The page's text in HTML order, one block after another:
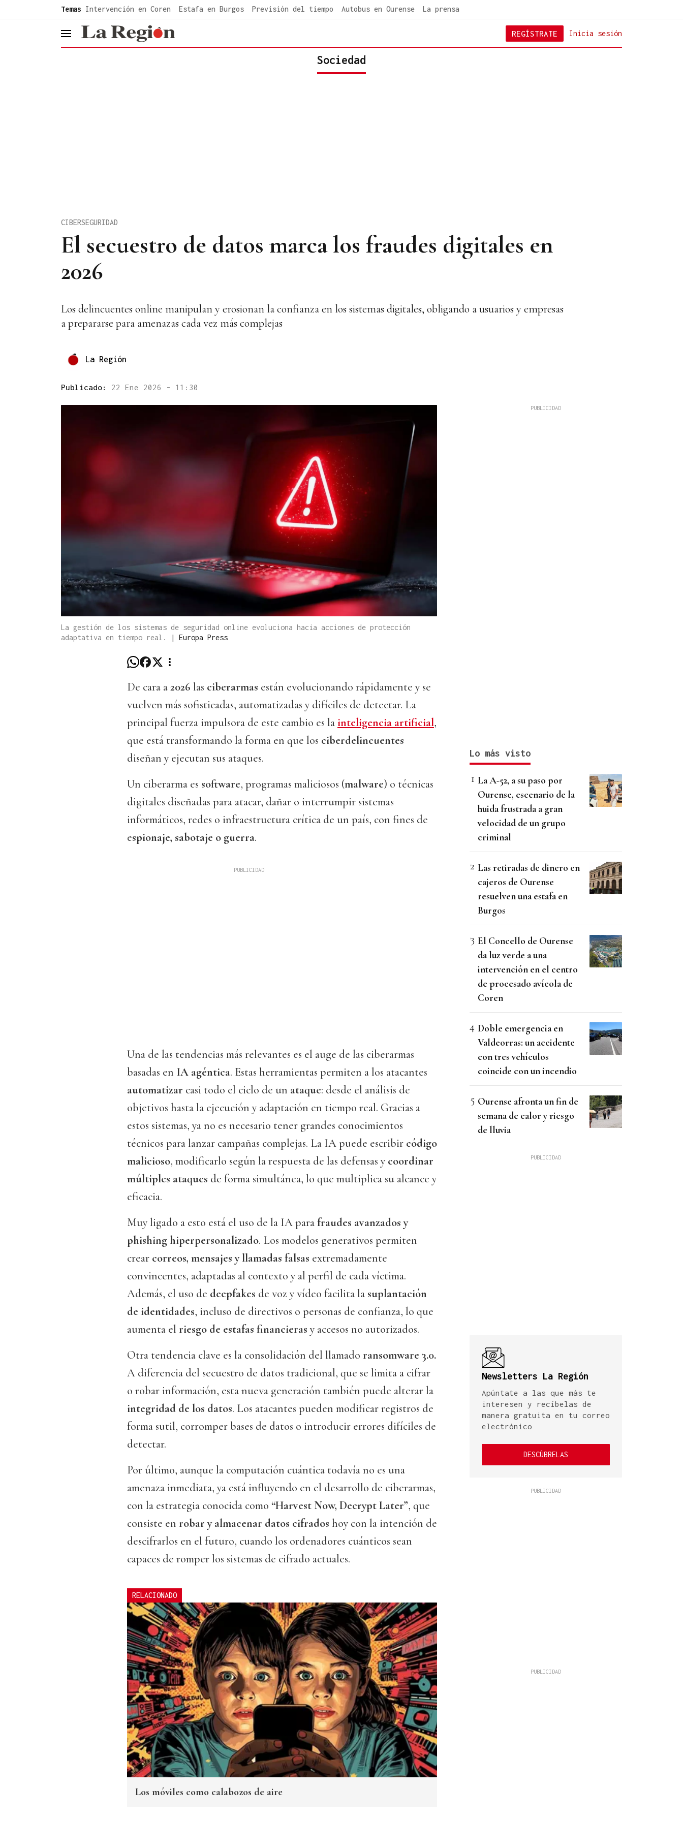
Temas Intervención en Coren Estafa en Burgos Previsión del tiempo Autobus en Ourense La prensa
header.menu.open Inicia sesión
REGÍSTRATE
Sociedad
El secuestro de datos marca los fraudes digitales en
2026
CIBERSEGURIDAD
Los delincuentes online manipulan y erosionan la confianza en los sistemas digitales, obligando a usuarios y empresas
a prepararse para amenazas cada vez más complejas
La Región
Publicado: 22 Ene 2026 - 11:30
La gestión de los sistemas de seguridad online evoluciona hacia acciones de protección
adaptativa en tiempo real.
| Europa Press
De cara a2026 las ciberarmas están evolucionando rápidamente y se
vuelven más sofisticadas, automatizadas y difíciles de detectar. La
principal fuerza impulsora de este cambio es la inteligencia artificial,
que está transformando la forma en que los ciberdelincuentes
diseñan y ejecutan sus ataques.
Un ciberarma es software, programas maliciosos (malware) o técnicas
digitales diseñadas para atacar, dañar o interrumpir sistemas
informáticos, redes o infraestructura crítica de un país, con fines de
espionaje, sabotaje o guerra.
Una de las tendencias más relevantes es el auge de las ciberarmas
basadas en IA agéntica. Estas herramientas permiten a los atacantes
automatizar casi todo el ciclo de un ataque: desde el análisis de
objetivos hasta la ejecución y adaptación en tiempo real. Gracias a
estos sistemas, ya no es necesario tener grandes conocimientos
técnicos para lanzar campañas complejas. La IA puede escribir código
malicioso, modificarlo según la respuesta de las defensas y coordinar
múltiples ataques de forma simultánea, lo que multiplica su alcance y
eficacia.
Muy ligado a esto está el uso de la IA parafraudes avanzados y
phishing hiperpersonalizado. Los modelos generativos permiten
crear correos, mensajes y llamadas falsas extremadamente
convincentes, adaptadas al contexto y al perfil de cada víctima.
Además, el uso de deepfakes de voz y vídeo facilita la suplantación
de identidades, incluso de directivos o personas de confianza, lo que
aumenta el riesgo de estafas financieras y accesos no autorizados.
Otra tendencia clave es la consolidación del llamado ransomware 3.0.
A diferencia del secuestro de datos tradicional, que se limita a cifrar
o robar información, esta nueva generación también puede alterar la
integridad de los datos. Los atacantes pueden modificar registros de
forma sutil, corromper bases de datos o introducir errores difíciles de
detectar.
Por último, aunque la computación cuántica todavía no es una
amenaza inmediata, ya está influyendo en el desarrollo de ciberarmas,
con la estrategia conocida como “Harvest Now, Decrypt Later”, que
consiste en robar y almacenar datos cifrados hoy con la intención de
descifrarlos en el futuro, cuando los ordenadores cuánticos sean
capaces de romper los sistemas de cifrado actuales.
RELACIONADO
Los móviles como calabozos de aire
Lo más visto
La A-52, a su paso por
Ourense, escenario de la
huida frustrada a gran
velocidad de un grupo
criminal
Las retiradas de dinero en
cajeros de Ourense
resuelven una estafa en
Burgos
El Concello de Ourense
da luz verde a una
intervención en el centro
de procesado avícola de
Coren
Doble emergencia en
Valdeorras: un accidente
con tres vehículos
coincide con un incendio
Ourense afronta un fin de
semana de calor y riesgo
de lluvia
Newsletters La Región
Apúntate a las que más te
interesen y recíbelas de
manera gratuita en tu correo
electrónico
DESCÚBRELAS